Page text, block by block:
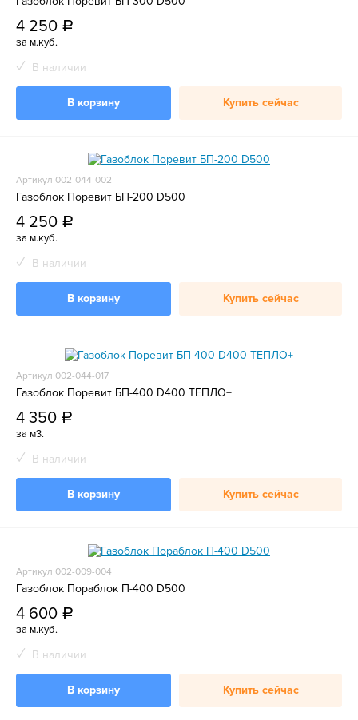
4 250 a
за м.куб.
В наличии
В корзину Купить сейчас
Артикул 002-044-002
Газоблок Поревит БП-200 D500
4 250 a
за м.куб.
В наличии
В корзину Купить сейчас
Артикул 002-044-017
Газоблок Поревит БП-400 D400 ТЕПЛО+
4 350 a
за м3.
В наличии
В корзину Купить сейчас
Артикул 002-009-004
Газоблок Пораблок П-400 D500
4 600 a
за м.куб.
В наличии
В корзину Купить сейчас